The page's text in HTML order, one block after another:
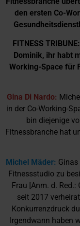
den ersten Co-
FITNESS
Dominik, ihr habt
Working-Space für
Gina Di Nardo:
in der Co-Working-
bin diejenige
Fitnessbranche hat
Michel Mäder:
Fitnessstudio zu
Frau [Anm. d.
seit 2017
Konkurrenzdruck
Irgendwann haben